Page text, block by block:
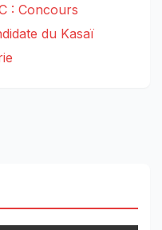
: Concours
du Kasaï